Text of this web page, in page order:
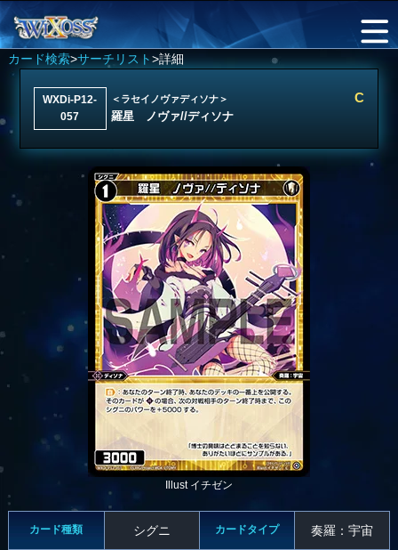
カード検索>サーチリスト>詳細
WXDi-P12-
057
＜ラセイノヴァディソナ＞
羅星 ノヴァ//ディソナ
C
Illust イチゼン
カード種類 シグニ カードタイプ 奏羅：宇宙